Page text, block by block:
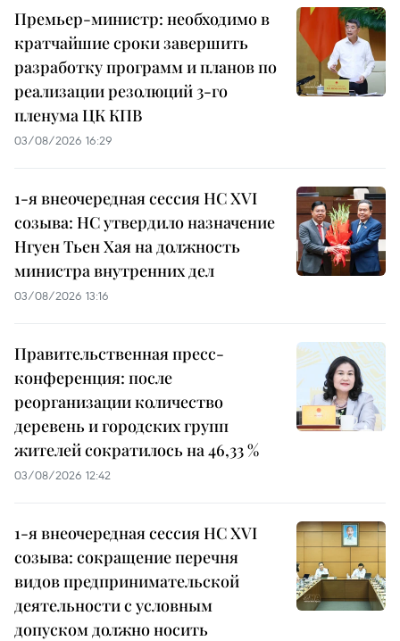
Премьер-министр: необходимо в
кратчайшие сроки завершить
разработку программ и планов по
реализации резолюций 3-го
пленума ЦК КПВ
03/08/2026 16:29
1-я внеочередная сессия НС XVI
созыва: НС утвердило назначение
Нгуен Тьен Хая на должность
министра внутренних дел
03/08/2026 13:16
Правительственная пресс-
конференция: после
реорганизации количество
деревень и городских групп
жителей сократилось на 46,33 %
03/08/2026 12:42
1-я внеочередная сессия НС XVI
созыва: сокращение перечня
видов предпринимательской
деятельности с условным
допуском должно носить